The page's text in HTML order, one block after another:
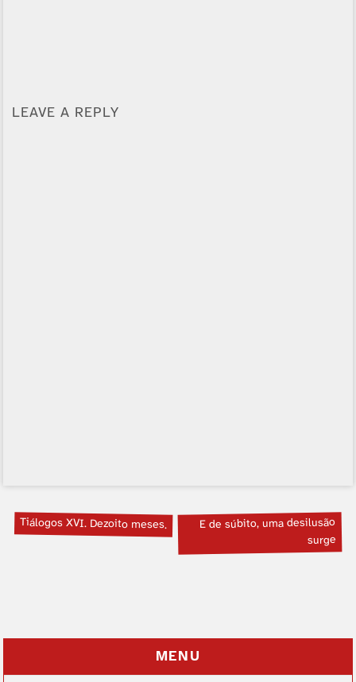
LEAVE A REPLY
Tiálogos XVI. Dezoito meses. E de súbito, uma desilusão
surge
MENU